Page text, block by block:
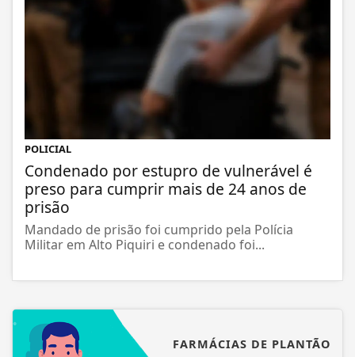
POLICIAL
Condenado por estupro de vulnerável é
preso para cumprir mais de 24 anos de
prisão
Mandado de prisão foi cumprido pela Polícia
Militar em Alto Piquiri e condenado foi...
FARMÁCIAS DE PLANTÃO